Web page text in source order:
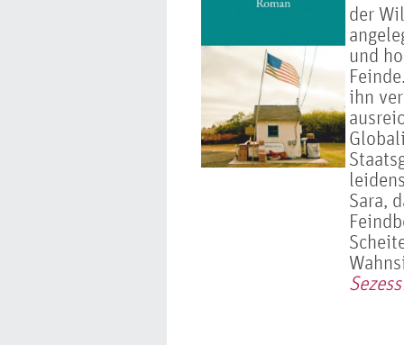
der
und
ihn
Sara,